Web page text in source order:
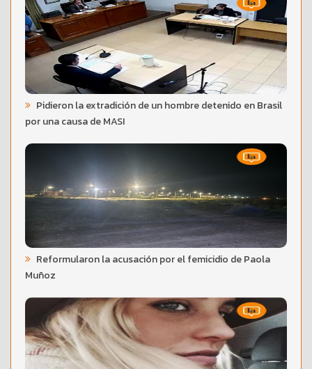
Pidieron la extradición de un hombre detenido en Brasil
por una causa de MASI
Reformularon la acusación por el femicidio de Paola
Muñoz